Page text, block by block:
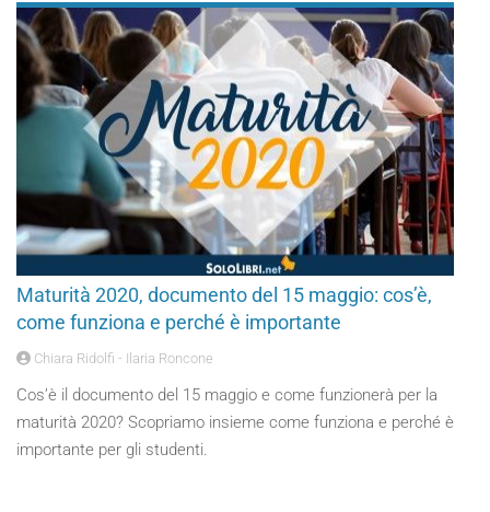
Maturità 2020, documento del 15 maggio: cos’è,
come funziona e perché è importante
Chiara Ridolfi - Ilaria Roncone
Cos’è il documento del 15 maggio e come funzionerà per la
maturità 2020? Scopriamo insieme come funziona e perché è
importante per gli studenti.